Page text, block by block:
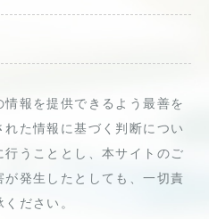
報を提供できるよう最善を
た情報に基づく判断につい
うこととし、本サイトのご
発生したとしても、一切責
ださい。